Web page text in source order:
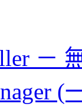
－
(